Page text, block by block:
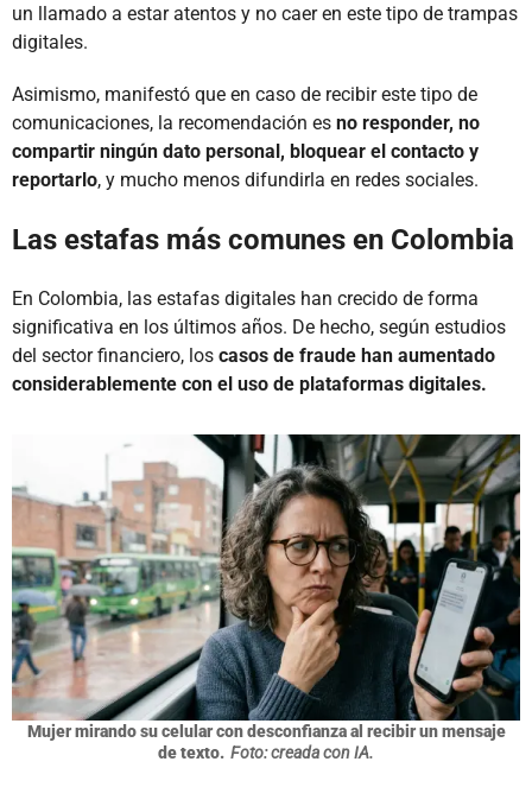
un llamado a estar atentos y no caer en este tipo de trampas
digitales.
Asimismo, manifestó que en caso de recibir este tipo de
comunicaciones, la recomendación es no responder, no
compartir ningún dato personal, bloquear el contacto y
reportarlo, y mucho menos difundirla en redes sociales.
Las estafas más comunes en Colombia
En Colombia, las estafas digitales han crecido de forma
significativa en los últimos años. De hecho, según estudios
del sector financiero, los casos de fraude han aumentado
considerablemente con el uso de plataformas digitales.
Mujer mirando su celular con desconfianza al recibir un mensaje
de texto. Foto: creada con IA.